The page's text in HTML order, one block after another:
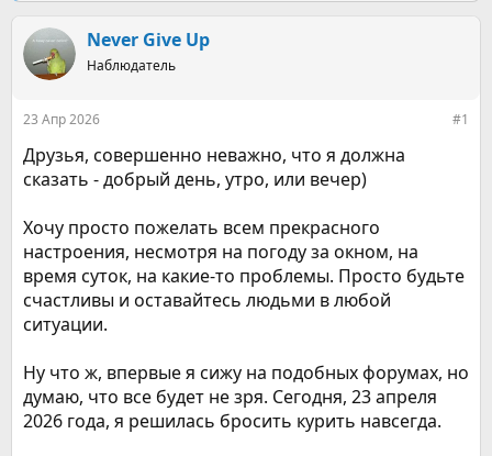
ы
л
Never Give Up
Наблюдатель
23 Апр 2026 #1
Друзья, совершенно неважно, что я должна
сказать - добрый день, утро, или вечер)
Хочу просто пожелать всем прекрасного
настроения, несмотря на погоду за окном, на
время суток, на какие-то проблемы. Просто будьте
счастливы и оставайтесь людьми в любой
ситуации.
Ну что ж, впервые я сижу на подобных форумах, но
думаю, что все будет не зря. Сегодня, 23 апреля
2026 года, я решилась бросить курить навсегда.